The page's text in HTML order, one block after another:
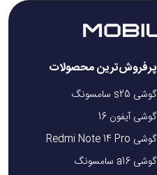
پرفروش‌ترین محصولات
گوشی s25 سامسونگ
گوشی آیفون 16
گوشی Redmi Note 14 Pro
گوشی a16 سامسونگ